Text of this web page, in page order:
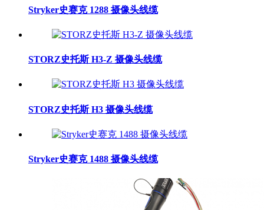
Stryker史赛克 1288 摄像头线缆
STORZ史托斯 H3-Z 摄像头线缆
STORZ史托斯 H3 摄像头线缆
Stryker史赛克 1488 摄像头线缆